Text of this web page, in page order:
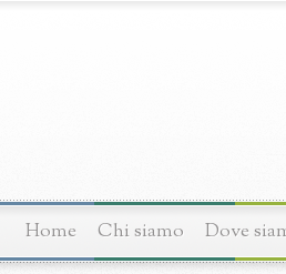
Home Chi siamo Dove